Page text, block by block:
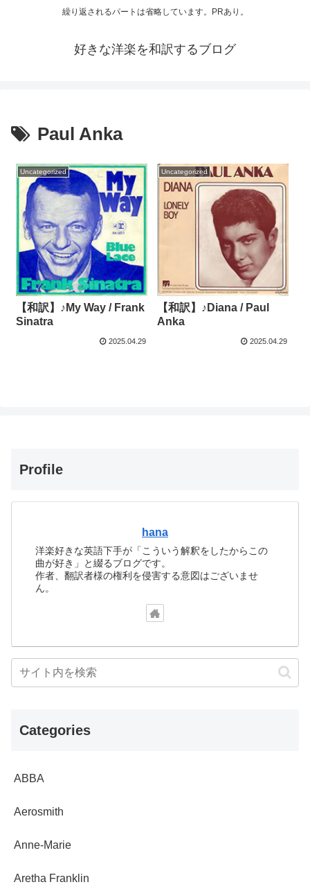
繰り返されるパートは省略しています。PRあり。
好きな洋楽を和訳するブログ
Paul Anka
Uncategorized
【和訳】♪My Way / Frank
Sinatra
2025.04.29
Uncategorized
【和訳】♪Diana / Paul
Anka
2025.04.29
Profile
hana
洋楽好きな英語下手が「こういう解釈をしたからこの
曲が好き」と綴るブログです。
作者、翻訳者様の権利を侵害する意図はございませ
ん。
Categories
ABBA
Aerosmith
Anne-Marie
Aretha Franklin